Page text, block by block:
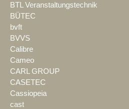
BTL Veranstaltungstechnik
BÜTEC
bvft
BVVS
Calibre
Cameo
CARL GROUP
CASETEC
Cassiopeia
cast